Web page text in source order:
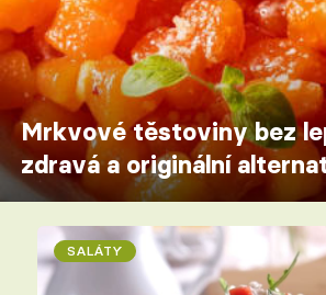
Mrkvové těstoviny bez
zdravá a originální
SALÁTY